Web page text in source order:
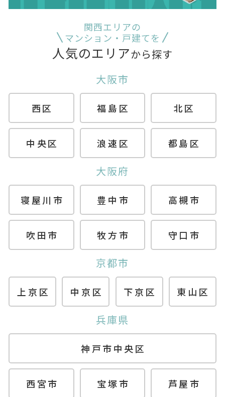
関西エリアの
マンション・戸建てを
人気のエリアから探す
大阪市
西区 福島区 北区
中央区 浪速区 都島区
大阪府
寝屋川市 豊中市 高槻市
吹田市 牧方市 守口市
京都市
上京区 中京区 下京区 東山区
兵庫県
神戸市中央区
西宮市 宝塚市 芦屋市